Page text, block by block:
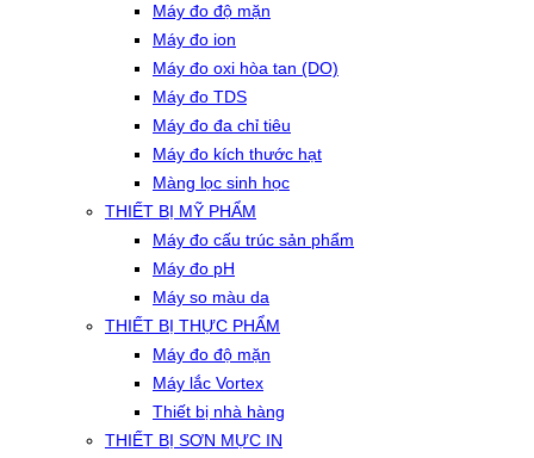
Máy đo độ mặn
Máy đo ion
Máy đo oxi hòa tan (DO)
Máy đo TDS
Máy đo đa chỉ tiêu
Máy đo kích thước hạt
Màng lọc sinh học
THIẾT BỊ MỸ PHẨM
Máy đo cấu trúc sản phẩm
Máy đo pH
Máy so màu da
THIẾT BỊ THỰC PHẨM
Máy đo độ mặn
Máy lắc Vortex
Thiết bị nhà hàng
THIẾT BỊ SƠN MỰC IN